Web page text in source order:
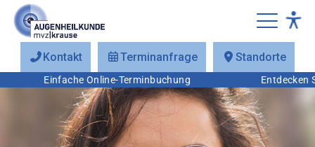
Kontakt Terminanfrage Standorte
Einfache Online-Terminbuchung Entdecken Sie